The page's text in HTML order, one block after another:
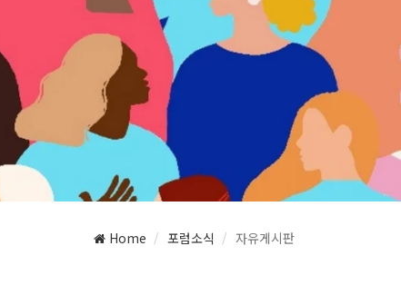
Home 포럼소식 자유게시판